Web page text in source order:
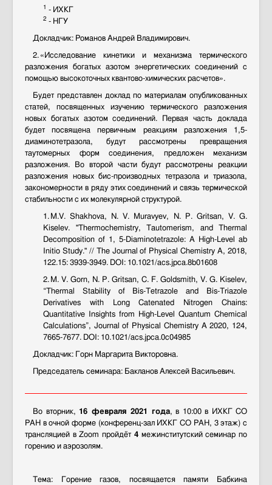
1 - ИХКГ
2 - НГУ
Докладчик: Романов Андрей Владимирович.
2. «Исследование кинетики и механизма термического
разложения богатых азотом энергетических соединений с
помощью высокоточных квантово-химических расчетов».
Будет представлен доклад по материалам опубликованных
статей, посвященных изучению термического разложения
новых богатых азотом соединений. Первая часть доклада
будет посвящена первичным реакциям разложения 1,5-
диаминотетразола, будут рассмотрены превращения
таутомерных форм соединения, предложен механизм
разложения. Во второй части будут рассмотрены реакции
разложения новых бис-производных тетразола и триазола,
закономерности в ряду этих соединений и связь термической
стабильности с их молекулярной структурой.
1. M.V. Shakhova, N. V. Muravyev, N. P. Gritsan, V. G.
Kiselev. "Thermochemistry, Tautomerism, and Thermal
Decomposition of 1, 5-Diaminotetrazole: A High-Level ab
Initio Study." // The Journal of Physical Chemistry A, 2018,
122.15: 3939-3949. DOI: 10.1021/acs.jpca.8b01608
2. M. V. Gorn, N. P. Gritsan, C. F. Goldsmith, V. G. Kiselev,
“Thermal Stability of Bis-Tetrazole and Bis-Triazole
Derivatives with Long Catenated Nitrogen Chains:
Quantitative Insights from High-Level Quantum Chemical
Calculations”, Journal of Physical Chemistry A 2020, 124,
7665-7677. DOI: 10.1021/acs.jpca.0c04985
Докладчик: Горн Маргарита Викторовна.
Председатель семинара: Бакланов Алексей Васильевич.
Во вторник, 16 февраля 2021 года, в 10:00 в ИХКГ СО
РАН в очной форме (конференц-зал ИХКГ СО РАН, 3 этаж) с
трансляцией в Zoom пройдёт 4межинститутский семинар по
горению и аэрозолям.
Тема: Горение газов, посвящается памяти Бабкина